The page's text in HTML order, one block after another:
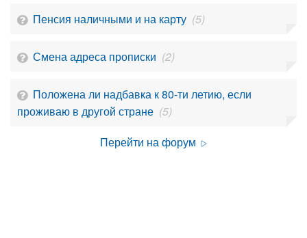
Пенсия наличными и на карту (5)
Смена адреса прописки (2)
Положена ли надбавка к 80-ти летию, если
проживаю в другой стране (5)
Перейти на форум